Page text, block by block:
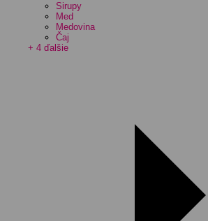
Sirupy
Med
Medovina
Čaj
+ 4 ďalšie